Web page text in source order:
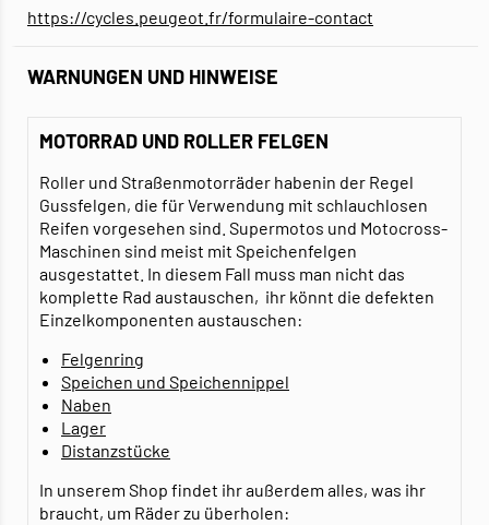
https://cycles.peugeot.fr/formulaire-contact
WARNUNGEN UND HINWEISE
MOTORRAD UND ROLLER FELGEN
Roller und Straßenmotorräder habenin der Regel
Gussfelgen, die für Verwendung mit schlauchlosen
Reifen vorgesehen sind. Supermotos und Motocross-
Maschinen sind meist mit Speichenfelgen
ausgestattet. In diesem Fall muss man nicht das
komplette Rad austauschen, ihr könnt die defekten
Einzelkomponenten austauschen:
Felgenring
Speichen und Speichennippel
Naben
Lager
Distanzstücke
In unserem Shop findet ihr außerdem alles, was ihr
braucht, um Räder zu überholen: